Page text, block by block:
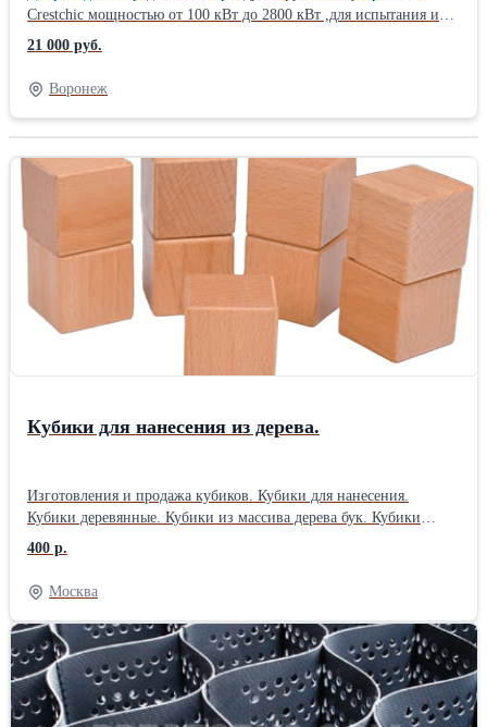
Crestchic мощностью от 100 кВт до 2800 кВт ,для испытания и
дозагрузки резервных ДГУ, ГПУ в ходе эксплуатации и после
ремонта. Без наценки вы получите оборудование имитирующее
нагрузку с высокой точностью, силовой кабель и инженера –
оператора для своего проекта. С нами вы можете проверить: •
работу устройства автоматической регулировки напряжения
срабатывание схем релейной защиты • синхронизацию • работу
устройства перераспределения нагрузки • работу под нагрузкой
для энергосистемы
21 000 руб.
Воронеж
Кубики для нанесения из дерева.
Изготовления и продажа кубиков. Кубики для нанесения.
Кубики деревянные. Кубики из массива дерева бук. Кубики
обработаны маслом. Кубики из бука с размером 40х40мм.
Стоимость кубика с гравировкой на каждой стороне. Тираж.
Стоимость. 300шт 400 руб. 500шт. 370 руб. 700шт. 350 руб.
1000шт. 320 руб. Работаем без НДС., оплата безнал.
400 р.
Москва